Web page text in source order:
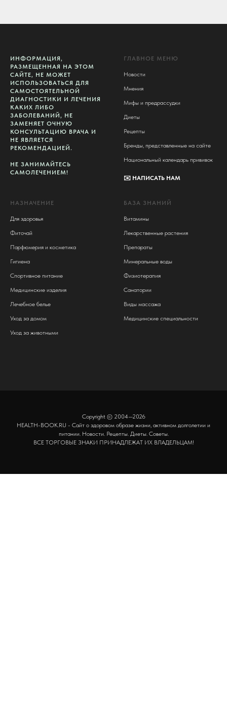
ИНФОРМАЦИЯ,
РАЗМЕЩЕННАЯ НА ЭТОМ
САЙТЕ, НЕ МОЖЕТ
ИСПОЛЬЗОВАТЬСЯ ДЛЯ
САМОСТОЯТЕЛЬНОЙ
ДИАГНОСТИКИ И ЛЕЧЕНИЯ
КАКИХ ЛИБО
ЗАБОЛЕВАНИЙ, НЕ
ЗАМЕНЯЕТ ОЧНУЮ
КОНСУЛЬТАЦИЮ ВРАЧА И
НЕ ЯВЛЯЕТСЯ
РЕКОМЕНДАЦИЕЙ.
НЕ ЗАНИМАЙТЕСЬ
САМОЛЕЧЕНИЕМ!
ГЛАВНОЕ МЕНЮ
Новости
Мнения
Мифы и предрассудки
Диеты
Рецепты
Бренды, представленные на сайте
Национальный календарь прививок
✉️ НАПИСАТЬ НАМ
НАЗНАЧЕНИЕ
Для здоровья
Фиточай
Парфюмерия и косметика
Гигиена
Спортивное питание
Медицинские изделия
Лечебное белье
Уход за домом
Уход за животными
БАЗА ЗНАНИЙ
Витамины
Лекарственные растения
Препараты
Минеральные воды
Физиотерапия
Санатории
Виды массажа
Медицинские специальности
Copyright © 2004—2026
HEALTH-BOOK.RU - Сайт о здоровом образе жизни, активном долголетии и
питании. Новости. Рецепты. Диеты. Советы.
ВСЕ ТОРГОВЫЕ ЗНАКИ ПРИНАДЛЕЖАТ ИХ ВЛАДЕЛЬЦАМ!